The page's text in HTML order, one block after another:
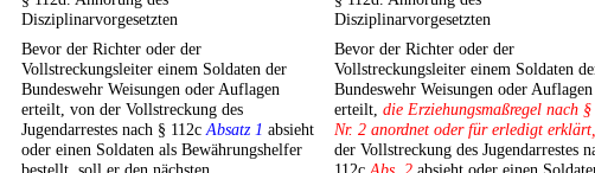
Disziplinarvorgesetzten
Disziplinarvorgesetzten
Bevor der Richter oder der
Vollstreckungsleiter einem Soldaten der
Bundeswehr Weisungen oder Auflagen
erteilt, von der Vollstreckung des
Jugendarrestes nach § 112cAbsatz 1 absieht
oder einen Soldaten als Bewährungshelfer
Bevor der Richter oder der
Vollstreckungsleiter einem Soldaten
Bundeswehr Weisungen oder Auflagen
erteilt, die Erziehungsmaßregel nach §
Nr. 2 anordnet oder für erledigt erklärt,
der Vollstreckung des Jugendarrestes